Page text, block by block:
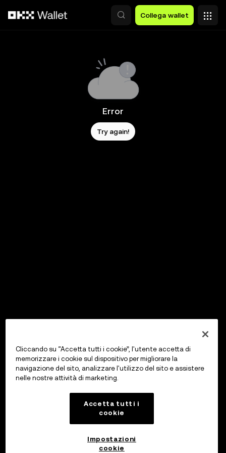
Collega wallet
Error
Try again!
Cliccando su “Accetta tutti i cookie”, l'utente accetta di
memorizzare i cookie sul dispositivo per migliorare la
navigazione del sito, analizzare l'utilizzo del sito e assistere
nelle nostre attività di marketing.
Accetta tutti i
cookie
Impostazioni
cookie